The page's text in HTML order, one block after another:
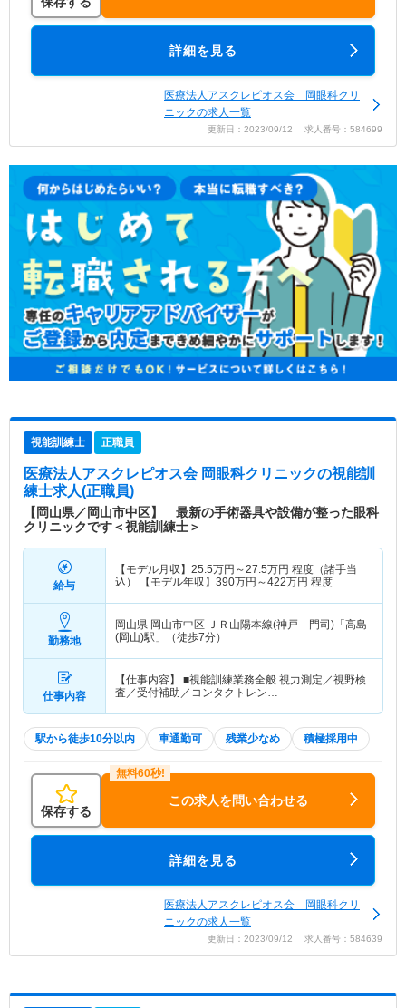
詳細を見る
医療法人アスクレピオス会 岡眼科クリ
ニックの求人一覧
更新日：2023/09/12 求人番号：584699
視能訓練士 正職員
医療法人アスクレピオス会 岡眼科クリニックの視能訓
練士求人(正職員)
【岡山県／岡山市中区】 最新の手術器具や設備が整った眼科
クリニックです＜視能訓練士＞
給与
【モデル月収】 25.5万円～27.5万円 程度（諸手当
込） 【モデル年収】 390万円～422万円 程度
勤務地
岡山県 岡山市中区 ＪＲ山陽本線(神戸－門司)「高島
(岡山)駅」（徒歩7分）
仕事内容
【仕事内容】 ■視能訓練業務全般 視力測定／視野検
査／受付補助／コンタクトレン…
駅から徒歩10分以内 車通勤可 残業少なめ 積極採用中
保存する
この求人を問い合わせる
詳細を見る
医療法人アスクレピオス会 岡眼科クリ
ニックの求人一覧
更新日：2023/09/12 求人番号：584639